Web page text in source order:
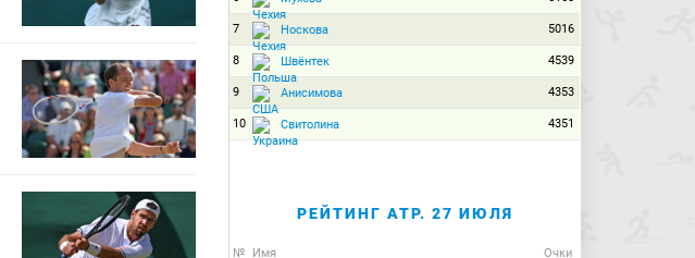
7 Носкова 5016
8 Швёнтек 4539
9 Анисимова 4353
10 Свитолина 4351
РЕЙТИНГ ATP. 27 ИЮЛЯ
№ Имя Очки